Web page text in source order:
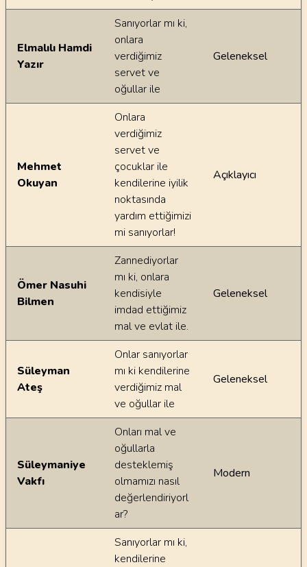
Elmalılı Hamdi
Yazır
Sanıyorlar mı ki,
onlara
verdiğimiz
servet ve
oğullar ile
Geleneksel
Mehmet
Okuyan
Onlara
verdiğimiz
servet ve
çocuklar ile
kendilerine iyilik
noktasında
yardım ettiğimizi
mi sanıyorlar!
Açıklayıcı
Ömer Nasuhi
Bilmen
Zannediyorlar
mı ki, onlara
kendisiyle
imdad ettiğimiz
mal ve evlat ile.
Geleneksel
Süleyman
Ateş
Onlar sanıyorlar
mı ki kendilerine
verdiğimiz mal
ve oğullar ile
Geleneksel
Süleymaniye
Vakfı
Onları mal ve
oğullarla
desteklemiş
olmamızı nasıl
değerlendiriyorl
ar?
Modern
Sanıyorlar mı ki,
kendilerine